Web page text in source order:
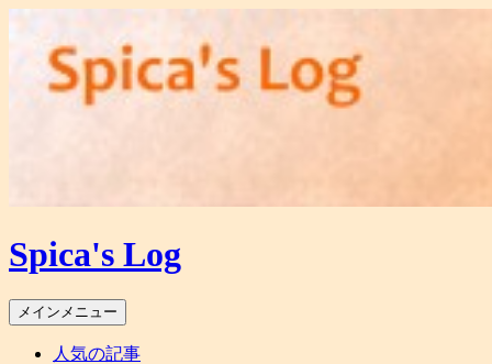
ン
Spica's Log
検
索
メインメニュー
人気の記事